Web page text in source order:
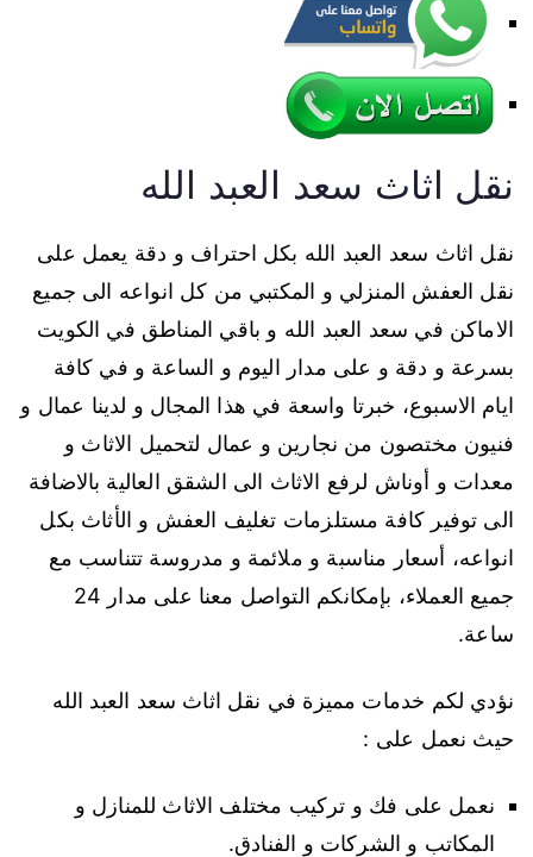
نقل اثاث سعد العبد الله
نقل اثاث سعد العبد الله بكل احتراف و دقة يعمل على
نقل العفش المنزلي و المكتبي من كل انواعه الى جميع
الاماكن في سعد العبد الله و باقي المناطق في الكويت
بسرعة و دقة و على مدار اليوم و الساعة و في كافة
ايام الاسبوع، خبرتا واسعة في هذا المجال و لدينا عمال و
فنيون مختصون من نجارين و عمال لتحميل الاثاث و
معدات و أوناش لرفع الاثاث الى الشقق العالية بالاضافة
الى توفير كافة مستلزمات تغليف العفش و الأثاث بكل
انواعه، أسعار مناسبة و ملائمة و مدروسة تتناسب مع
جميع العملاء، بإمكانكم التواصل معنا على مدار 24
ساعة.
نؤدي لكم خدمات مميزة في نقل اثاث سعد العبد الله
حيث نعمل على :
نعمل على فك و تركيب مختلف الاثاث للمنازل و
المكاتب و الشركات و الفنادق.